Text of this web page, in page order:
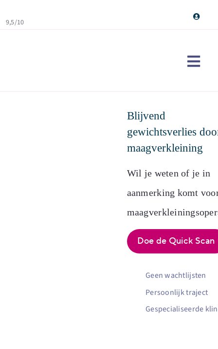
to9,5/10
Blijvend
gewichtsverlies
maagverkleining
Wil je weten of je in
aanmerking komt
Doe de Quick Scan
Geen wachtlijsten
Persoonlijk traject
Gespecialiseerde